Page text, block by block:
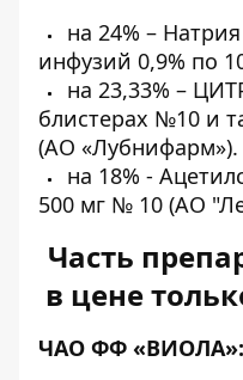
на 24% –
инфузий 0,9% по
на 23,33% –
блистерах №10 и
(АО «Лубнифарм»).
на 18% -
500 мг № 10 (АО
Часть
в цене
ЧАО ФФ «ВИОЛА»: